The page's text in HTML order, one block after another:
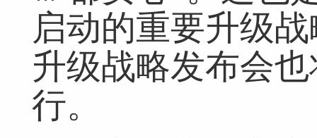
启动的重要升级
升级战略发布会
行。